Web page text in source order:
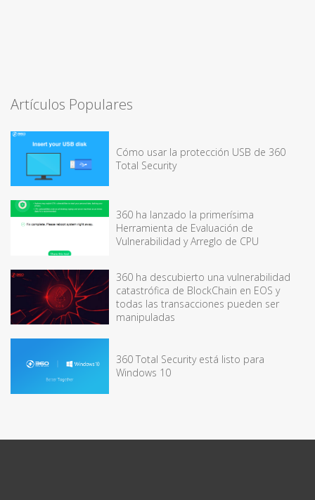
Artículos Populares
Cómo usar la protección USB de 360
Total Security
360 ha lanzado la primerísima
Herramienta de Evaluación de
Vulnerabilidad y Arreglo de CPU
360 ha descubierto una vulnerabilidad
catastrófica de BlockChain en EOS y
todas las transacciones pueden ser
manipuladas
360 Total Security está listo para
Windows 10